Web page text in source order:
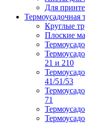
Для
Термоусадочная
Круглые
Плоские
21 и 210
41/51/53
71